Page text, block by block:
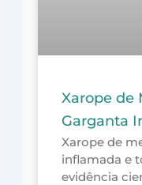
Xarope de
Garganta
Xarope de
inflamada e
evidência